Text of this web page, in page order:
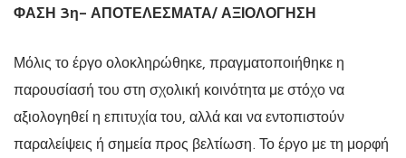
ΦΑΣΗ 3η- ΑΠΟΤΕΛΕΣΜΑΤΑ/ ΑΞΙΟΛΟΓΗΣΗ
Μόλις το έργο ολοκληρώθηκε, πραγματοποιήθηκε η
παρουσίασή του στη σχολική κοινότητα με στόχο να
αξιολογηθεί η επιτυχία του, αλλά και να εντοπιστούν
παραλείψεις ή σημεία προς βελτίωση. Το έργο με τη μορφή